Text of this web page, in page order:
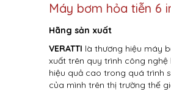
Máy bơm hỏa tiễn 6
Hãng sản xuất
VERATTI là thương hiệu máy
xuất trên quy trình công nghệ
hiệu quả cao trong quá trình
của mình trên thị trường thế